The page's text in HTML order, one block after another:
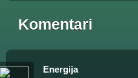
Komentari
Energija